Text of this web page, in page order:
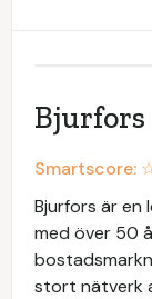
Bjurfors
Smartscore:
Bjurfors är en
med över 50
stort nätverk